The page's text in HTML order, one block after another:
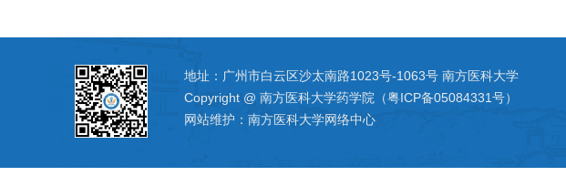
地址：广州市白云区沙太南路1023号-1063号 南方医科大学
Copyright @ 南方医科大学药学院（粤ICP备05084331号）
网站维护：南方医科大学网络中心